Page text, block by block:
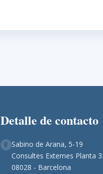
Detalle de contacto
Sabino de Arana, 5-19
Consultes Externes Planta
08028 - Barcelona